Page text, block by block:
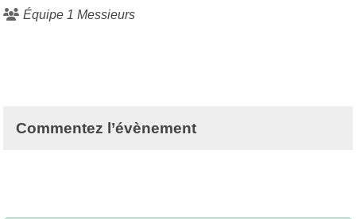
Équipe 1 Messieurs
Commentez l’évènement